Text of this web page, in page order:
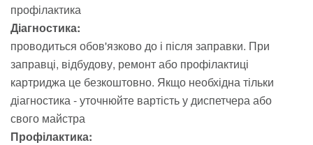
профілактика
Діагностика:
проводиться обов'язково до і після заправки. При
заправці, відбудову, ремонт або профілактиці
картриджа це безкоштовно. Якщо необхідна тільки
діагностика - уточнюйте вартість у диспетчера або
свого майстра
Профілактика: